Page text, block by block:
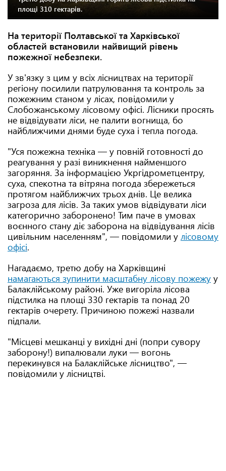
площі 310 гектарів.
На території Полтавської та Харківської
областей встановили найвищий рівень
пожежної небезпеки.
У зв'язку з цим у всіх лісництвах на території
регіону посилили патрулювання та контроль за
пожежним станом у лісах, повідомили у
Слобожанському лісовому офісі. Лісники просять
не відвідувати ліси, не палити вогнища, бо
найближчими днями буде суха і тепла погода.
"Уся пожежна техніка — у повній готовності до
реагування у разі виникнення найменшого
загоряння. За інформацією Укргідрометцентру,
суха, спекотна та вітряна погода збережеться
протягом найближчих трьох днів. Це велика
загроза для лісів. За таких умов відвідувати ліси
категорично заборонено! Тим паче в умовах
воєнного стану діє заборона на відвідування лісів
цивільним населенням", — повідомили у лісовому
офісі.
Нагадаємо, третю добу на Харківщині
намагаються зупинити масштабну лісову пожежу у
Балаклійському районі. Уже вигоріла лісова
підстилка на площі 330 гектарів та понад 20
гектарів очерету. Причиною пожежі назвали
підпали.
"Місцеві мешканці у вихідні дні (попри сувору
заборону!) випалювали луки — вогонь
перекинувся на Балаклійське лісництво", —
повідомили у лісництві.